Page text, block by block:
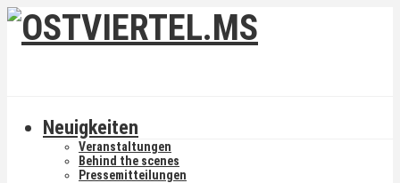
Neuigkeiten
Veranstaltungen
Behind the scenes
Pressemitteilungen